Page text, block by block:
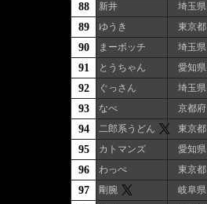
88 新井 埼玉県
89 ゆうき 東京都
90 まーボッチ 埼玉県
91 とうちゃん 愛知県
92 ぐっさん 埼玉県
93 なべ 京都府
94 二郎系うどん 東京都
95 カトマンズ 愛知県
96 わっぺ 東京都
97 剛腕 岐阜県